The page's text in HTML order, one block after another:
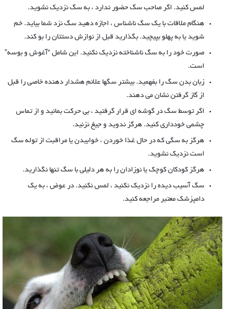
لمس کنید. اگر صاحب سگ حضور ندارد ، به سگ نزدیک نشوید.
هنگام ملاقات با یک سگ ناشناس ، اجازه دهید سگ نزد شما بیاید. خم
شوید یا به پهلو بپیچید. بگذارید قبل از نوازش دستتان را بو کند.
صورت خود را به سگ ناشناخته نزدیک نکنید. این شامل “آغوش و بوسه”
است.
زبان بدن سگ را بفهمید. بیشتر سگها علائم هشدار دهنده خاصی را قبل
از گاز گرفتن نشان می دهند.
اگر توسط سگ در گوشه ای قرار گرفتید ، بی حرکت بمانید و از تماس
چشمی خودداری کنید. هرگز ندوید و جیغ نزنید.
هرگز به سگی که در حال غذا خوردن ، خوابیدن یا مراقبت از توله سگ
است نزدیک نشوید.
هرگز کودکان کوچک یا نوزادان را به هر دلیلی با سگ تنها نگذارید.
سگ آسیب دیده را نزدیک نکنید ، لمس نکنید. در عوض ، به یک
دامپزشک معتبر مراجعه کنید.